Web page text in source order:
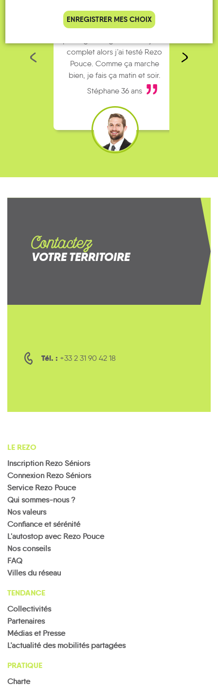
Je vais bosser en train, mais le
complet alors j’ai testé Rezo
Pouce. Comme ça marche
bien, je fais ça matin et soir.
Stéphane 36 ans
Contactez
VOTRE TERRITOIRE
Tél. : +33 2 31 90 42 18
LE REZO
Inscription Rezo Séniors
Connexion Rezo Séniors
Service Rezo Pouce
Qui sommes-nous ?
Nos valeurs
Confiance et sérénité
L'autostop avec Rezo Pouce
Nos conseils
FAQ
Villes du réseau
TENDANCE
Collectivités
Partenaires
Médias et Presse
L’actualité des mobilités partagées
PRATIQUE
Charte
ENREGISTRER MES CHOIX